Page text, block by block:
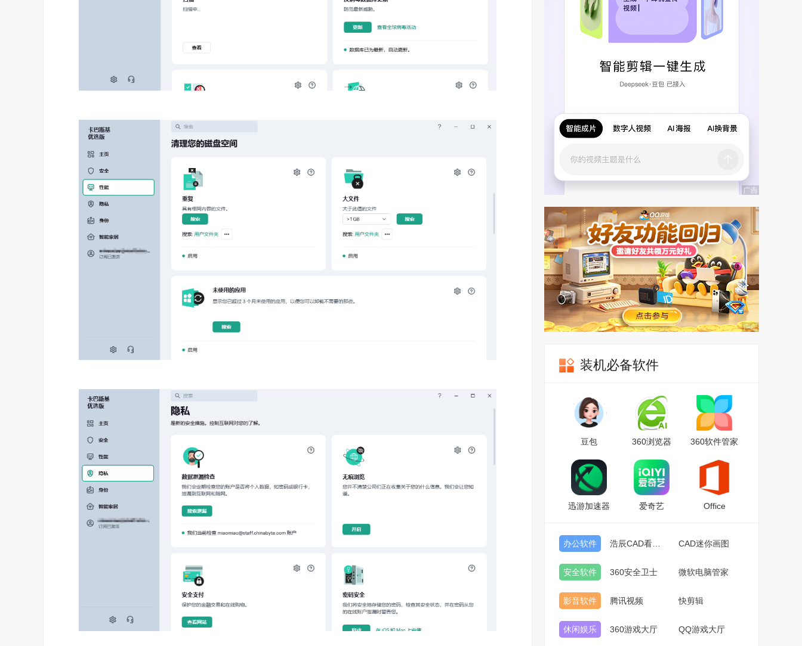
装机必备软件
豆包 360浏览器 360软件管家
迅游加速器 爱奇艺 Office
办公软件 CAD迷你画图
安全软件 360安全卫士 微软电脑管家
影音软件 腾讯视频 快剪辑
休闲娱乐 360游戏大厅 QQ游戏大厅